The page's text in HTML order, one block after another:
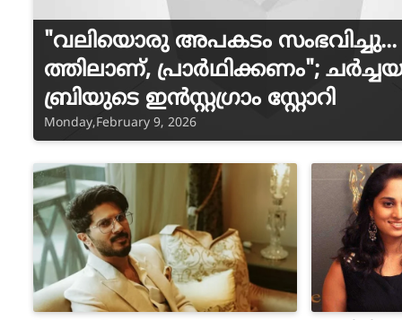
"വലിയൊരു അപകടം സംഭവിച്ചു...
ത്തിലാണ്, പ്രാർഥിക്കണം";
ബ്രിയുടെ ഇൻസ്റ്റ​ഗ്രാം സ്റ്റോറി
Monday,February 9, 2026